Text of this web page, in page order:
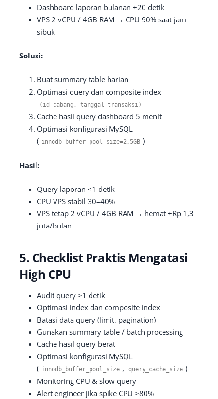
Dashboard laporan bulanan ±20 detik
VPS 2 vCPU / 4GB RAM → CPU 90% saat jam
sibuk
Solusi:
Buat summary table harian
Optimasi query dan composite index
( id_cabang , tanggal_transaksi)
Cache hasil query dashboard 5 menit
Optimasi konfigurasi MySQL
( innodb_buffer_pool_size=2.5GB )
Hasil:
Query laporan <1 detik
CPU VPS stabil 30–40%
VPS tetap 2 vCPU / 4GB RAM → hemat ±Rp 1,3
juta/bulan
5. Checklist Praktis Mengatasi
High CPU
Audit query >1 detik
Optimasi index dan composite index
Batasi data query (limit, pagination)
Gunakan summary table / batch processing
Cache hasil query berat
Optimasi konfigurasi MySQL
( innodb_buffer_pool_size , query_cache_size )
Monitoring CPU & slow query
Alert engineer jika spike CPU >80%